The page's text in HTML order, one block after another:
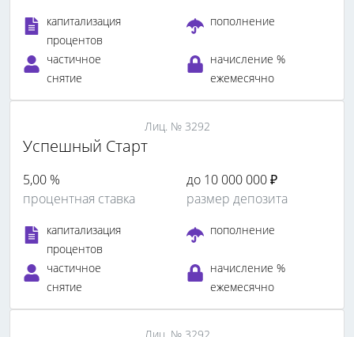
капитализация
процентов
пополнение
частичное
снятие
начисление %
ежемесячно
Лиц. № 3292
Успешный Старт
5,00 %
процентная ставка
до 10 000 000 ₽
размер депозита
капитализация
процентов
пополнение
частичное
снятие
начисление %
ежемесячно